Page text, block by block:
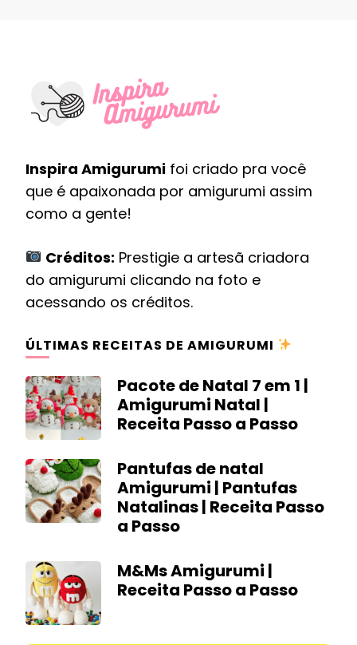
Inspira Amigurumi foi criado pra você
que é apaixonada por amigurumi assim
como a gente!
Créditos: Prestigie a artesã criadora
do amigurumi clicando na foto e
acessando os créditos.
ÚLTIMAS RECEITAS DE AMIGURUMI
Pacote de Natal 7 em 1 |
Amigurumi Natal |
Receita Passo a Passo
Pantufas de natal
Amigurumi | Pantufas
Natalinas | Receita Passo
a Passo
M&Ms Amigurumi |
Receita Passo a Passo